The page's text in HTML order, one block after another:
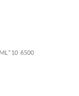
6500